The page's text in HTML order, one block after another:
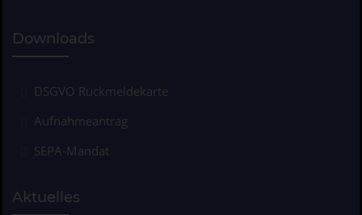
Downloads
DSGVO Rückmeldekarte
Aufnahmeantrag
SEPA-Mandat
Aktuelles